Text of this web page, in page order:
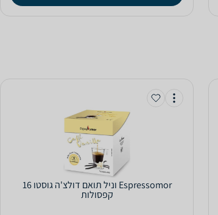
Espressomor וניל תואם דולצ'ה גוסטו 16
קפסולות